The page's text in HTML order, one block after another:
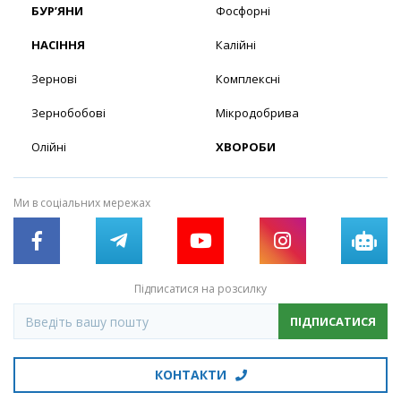
БУР’ЯНИ
НАСІННЯ
Зернові
Зернобобові
Олійні
Фосфорні
Калійні
Комплексні
Мікродобрива
ХВОРОБИ
Ми в соціальних мережах
Підписатися на розсилку
ПІДПИСАТИСЯ
КОНТАКТИ